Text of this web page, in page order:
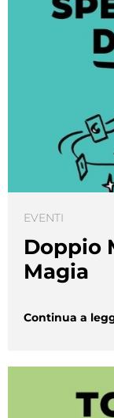
EVENTI
Doppio
Magia
Continua a